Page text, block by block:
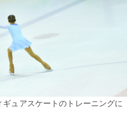
ギュアスケートのトレーニングに